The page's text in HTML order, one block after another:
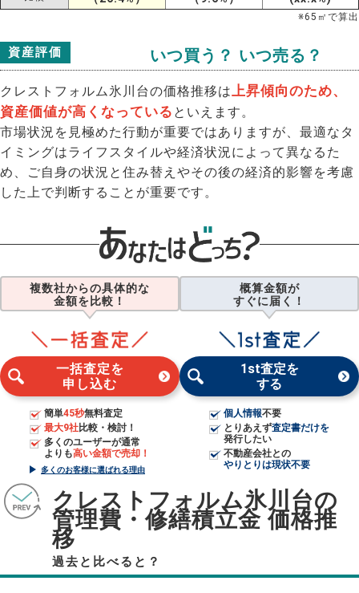
※65 ㎡で算出
資産評価 いつ買う？ いつ売る？
クレストフォルム氷川台の価格推移は 上昇傾向のため、
資産価値が高くなっている といえます。
市場状況を見極めた行動が重要ではありますが、最適なタ
イミングはライフスタイルや経済状況によって異なるた
め、ご自身の状況と住み替えやその後の経済的影響を考慮
した上で判断することが重要です。
複数社からの具体的な
金額を比較！
一括査定を
申し込む
簡単45秒無料査定
最大9社比較・検討！
多くのユーザーが通常
よりも高い金額で売却！
多くのお客様に選ばれる理由
概算金額が
すぐに届く！
1st査定を
する
個人情報不要
とりあえず査定書だけを
発行したい
不動産会社との
やりとりは現状不要
クレストフォルム氷川台の
管理費・修繕積立金 価格推
移
過去と比べると？